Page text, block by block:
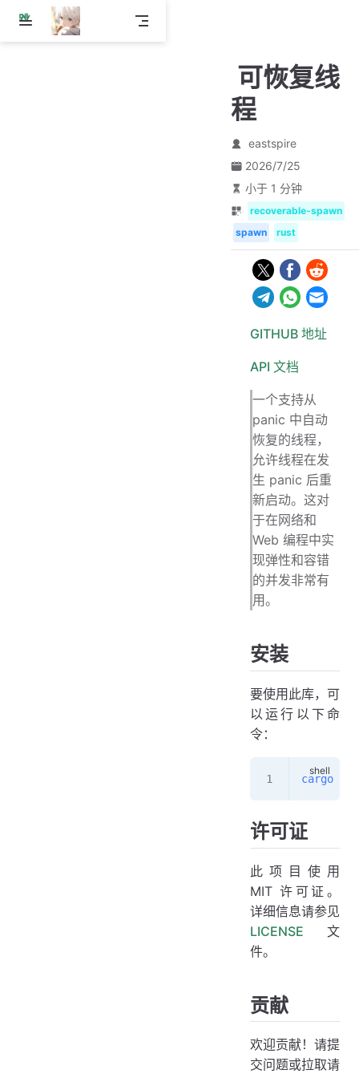
跳
可恢复线
程
eastspire
2026/7/25
小于 1 分钟
recoverable-spawn
spawn
rust
GITHUB 地址
API 文档
一个支持从
panic 中自动
恢复的线程，
允许线程在发
生 panic 后重
新启动。这对
于在网络和
Web 编程中实
现弹性和容错
的并发非常有
用。
安装
要使用此库，可
以运行以下命
令：
cargo
许可证
此项目使用
MIT 许可证。
详细信息请参见
LICENSE 文
件。
贡献
欢迎贡献！请提
交问题或拉取请